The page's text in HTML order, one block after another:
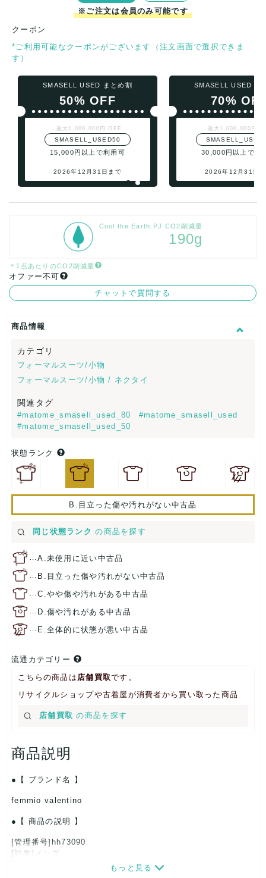
※ご注文は会員のみ可能です
クーポン
*ご利用可能なクーポンがございます（注文画面で選択できま
す）
SMASELL USED まとめ割
50% OFF
最大1,000,000円 OFF
SMASELL_USED50
15,000円以上で利用可
2026年12月31日まで
SMASELL USED ま
70%
最大1,000,000円
30,000円以上で利
2026年12月31日
Cool the Earth PJ CO2削減量
190g
＊1点あたりのCO2削減量
オファー不可
チャットで質問する
商品情報
カテゴリ
フォーマルスーツ/小物
フォーマルスーツ/小物 / ネクタイ
関連タグ
#matome_smasell_used_80
#matome_smasell_used
#matome_smasell_used_50
状態ランク
B.目立った傷や汚れがない中古品
同じ状態ランク の商品を探す
…A.未使用に近い中古品
… B.目立った傷や汚れがない中古品
…C.やや傷や汚れがある中古品
… D.傷や汚れがある中古品
… E.全体的に状態が悪い中古品
流通カテゴリー
こちらの商品は 店舗買取です。
リサイクルショップや古着屋が消費者から買い取った商品
店舗買取 の商品を探す
商品説明
【 ブランド名 】
femmio valentino
【 商品の説明 】
[管理番号]hh73090
[対象]メンズ
もっと見る